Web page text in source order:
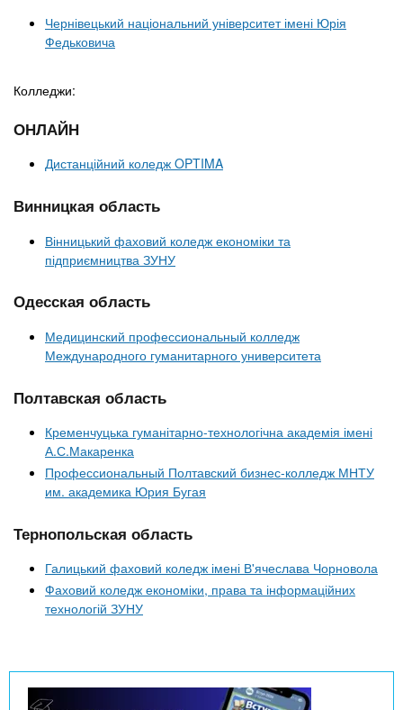
Чернівецький національний університет імені Юрія
Федьковича
Колледжи:
ОНЛАЙН
Дистанційний коледж OPTIMA
Винницкая область
Вінницький фаховий коледж економіки та
підприємництва ЗУНУ
Одесская область
Медицинский профессиональный колледж
Международного гуманитарного университета
Полтавская область
Кременчуцька гуманітарно-технологічна академія імені
А.С.Макаренка
Профессиональный Полтавский бизнес-колледж МНТУ
им. академика Юрия Бугая
Тернопольская область
Галицький фаховий коледж імені В'ячеслава Чорновола
Фаховий коледж економіки, права та інформаційних
технологій ЗУНУ